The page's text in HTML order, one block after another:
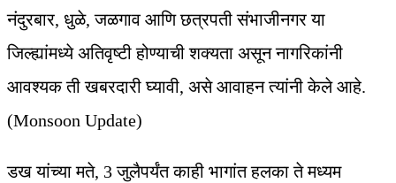
नंदुरबार, धुळे, जळगाव आणि छत्रपती संभाजीनगर या
जिल्ह्यांमध्ये अतिवृष्टी होण्याची शक्यता असून नागरिकांनी
आवश्यक ती खबरदारी घ्यावी, असे आवाहन त्यांनी केले आहे.
(Monsoon Update)
डख यांच्या मते, 3 जुलैपर्यंत काही भागांत हलका ते मध्यम